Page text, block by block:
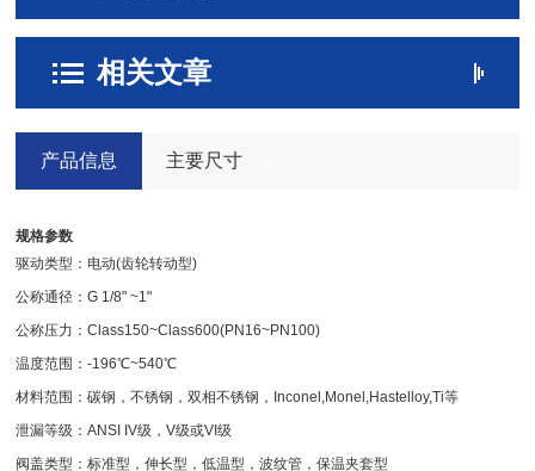
相关文章
产品信息 主要尺寸
规格参数
驱动类型：电动(齿轮转动型)
公称通径：G 1/8" ~1"
公称压力：Class150~Class600(PN16~PN100)
温度范围：-196℃~540℃
材料范围：碳钢，不锈钢，双相不锈钢，Inconel,Monel,Hastelloy,Ti等
泄漏等级：ANSI IV级，V级或VI级
阀盖类型：标准型，伸长型，低温型，波纹管，保温夹套型